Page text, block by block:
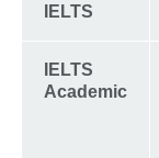
IELTS
IELTS
Academic